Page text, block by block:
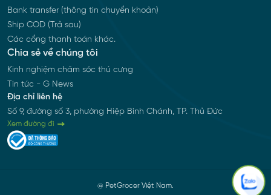
Bank transfer (thông tin chuyển khoản)
Ship COD (Trả sau)
Các cổng thanh toán khác.
Chia sẻ về chúng tôi
Kinh nghiệm chăm sóc thú cưng
Tin tức - G News
Địa chỉ liên hệ
Số 9, đường số 3, phường Hiệp Bình Chánh, TP. Thủ Đức
Xem đường đi
@ PetGrocer Việt Nam.